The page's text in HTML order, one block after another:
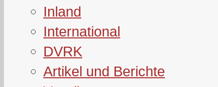
Inland
International
DVRK
Artikel und Berichte